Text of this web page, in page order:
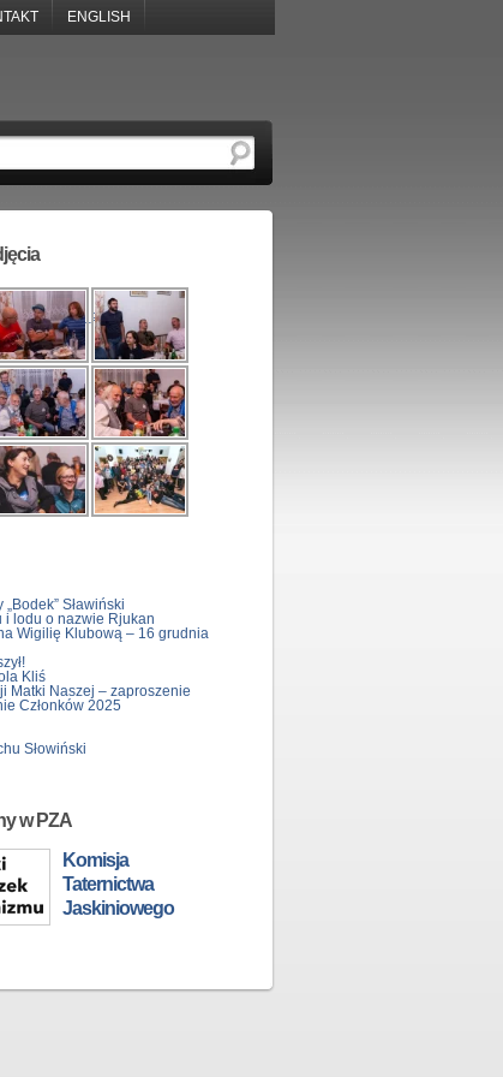
ENGLISH
„Bodek” Sławiński
i lodu o nazwie Rjukan
Wigilię Klubową – 16 grudnia
Kliś
Matki Naszej – zaproszenie
Członków 2025
Słowiński
w PZA
Komisja
Taternictwa
Jaskiniowego